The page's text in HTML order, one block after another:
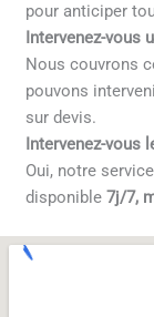
pour anticiper
Intervenez-vous
Nous couvrons
pouvons
sur devis.
Intervenez-vous
Oui, notre
disponible7j/7,